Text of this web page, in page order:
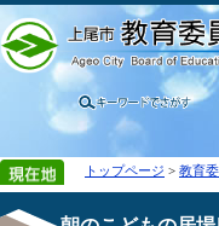
トップページ > 教育